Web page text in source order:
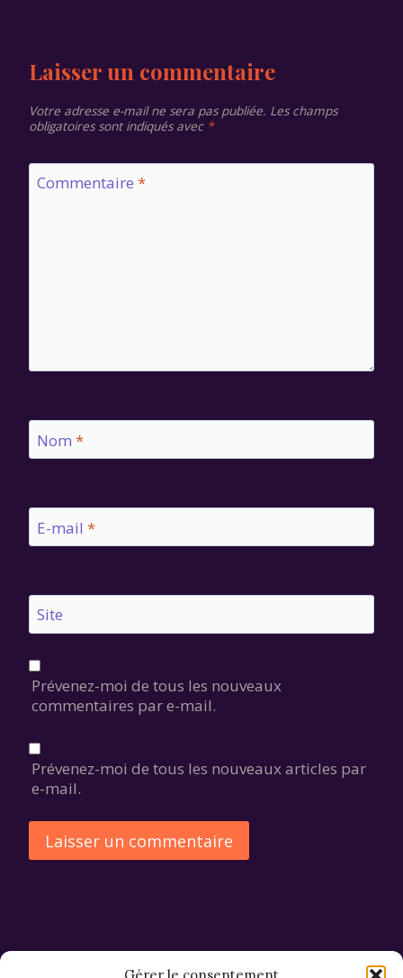
Laisser un commentaire
Votre adresse e-mail ne sera pas publiée. Les champs
obligatoires sont indiqués avec *
Commentaire *
Nom *
E-mail *
Site
Prévenez-moi de tous les nouveaux
commentaires par e-mail.
Prévenez-moi de tous les nouveaux articles par
e-mail.